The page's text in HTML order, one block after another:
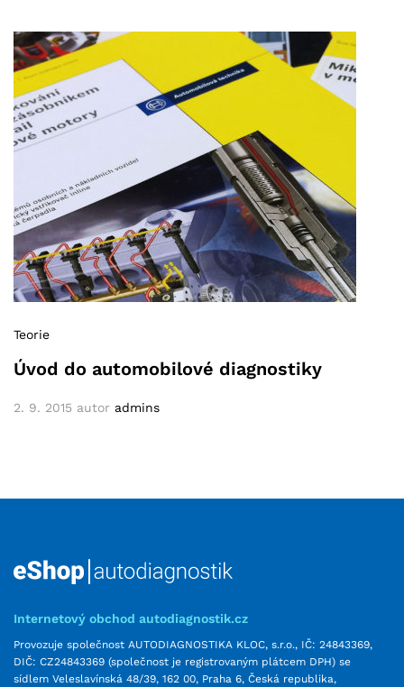
Teorie
Úvod do automobilové diagnostiky
2. 9. 2015 autor admins
Internetový obchod autodiagnostik.cz
Provozuje společnost AUTODIAGNOSTIKA KLOC, s.r.o., IČ: 24843369,
DIČ: CZ24843369 (společnost je registrovaným plátcem DPH) se
sídlem Veleslavínská 48/39, 162 00, Praha 6, Česká republika,